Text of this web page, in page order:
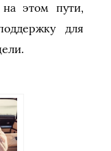
этом пути,
для